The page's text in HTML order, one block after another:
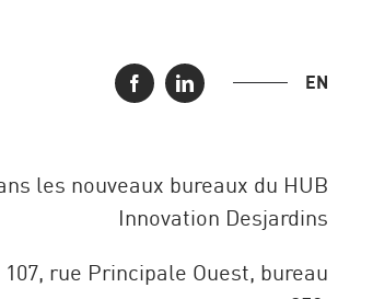
EN
les nouveaux bureaux du HUB
Innovation Desjardins
107, rue Principale Ouest, bureau